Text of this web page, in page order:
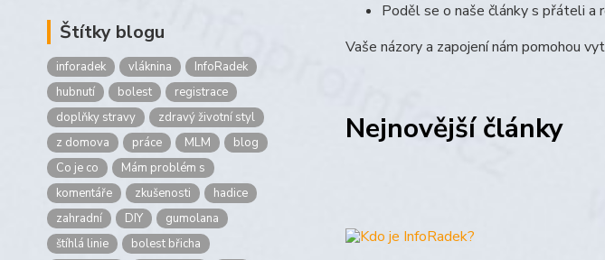
Štítky blogu
inforadek vláknina
InfoRadek
hubnutí
bolest
registrace
doplňky stravy
zdravý životní styl
z domova
práce MLM
blog
Co je co
Mám problém s
komentáře
zkušenosti
hadice
zahradní
DIY
gumolana
štíhlá linie
bolest břicha
Poděl se o naše články s přáteli a
Vaše názory a zapojení nám pomohou
Nejnovější články